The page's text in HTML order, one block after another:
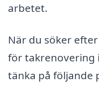
arbetet.
När du söker
för takrenovering
tänka på följande